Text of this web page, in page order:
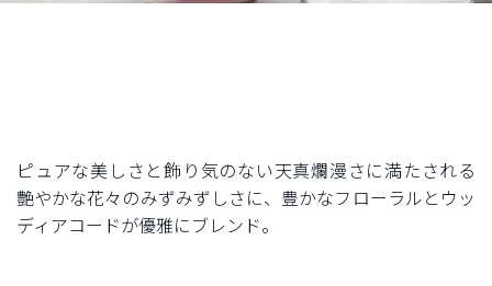
ピュアな美しさと飾り気のない天真爛漫さに満たされる
艶やかな花々のみずみずしさに、豊かなフローラルとウッ
ディアコードが優雅にブレンド。